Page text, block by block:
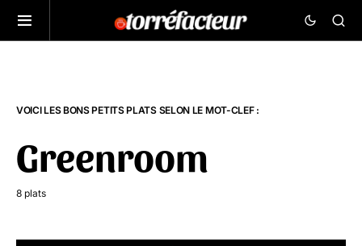
VOICI LES BONS PETITS PLATS SELON LE MOT-CLEF :
Greenroom
8 plats